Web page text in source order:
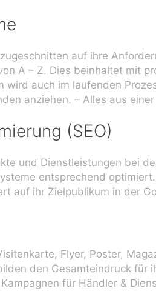
auf ihre
A – Z. Dies beinhaltet mit
wird auch im laufenden
anziehen. – Alles aus
(SEO)
und Dienstleistungen bei
entsprechend
auf ihr Zielpublikum in der
Flyer, Poster,
den Gesamteindruck für
für Händler &